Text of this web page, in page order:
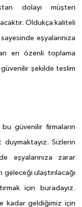
dolayı müşteri
Oldukça kaliteli
eşyalarınıza
en özenli toplama
şekilde teslim
güvenilir firmaların
Sizlerin
eşyalarınıza zarar
ulaştırılacağı
için buradayız.
kadar geldiğimiz için